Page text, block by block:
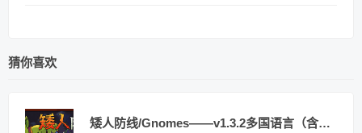
猜你喜欢
矮人防线/Gnomes——v1.3.2多国语言（含简体中文）免安装解压即玩版